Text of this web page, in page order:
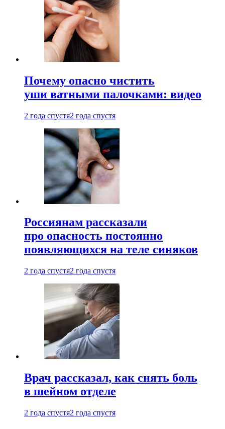
Почему опасно чистить
уши ватными палочками: видео
2 года спустя2 года спустя
Россиянам рассказали
про опасность постоянно
появляющихся на теле синяков
2 года спустя2 года спустя
Врач рассказал, как снять боль
в шейном отделе
2 года спустя2 года спустя